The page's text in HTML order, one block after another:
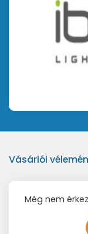
Vásárlói
Még nem